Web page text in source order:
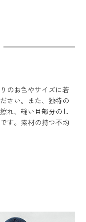
のお色やサイズに若
さい。また、独特の
れ、縫い目部分のし
す。素材の持つ不均